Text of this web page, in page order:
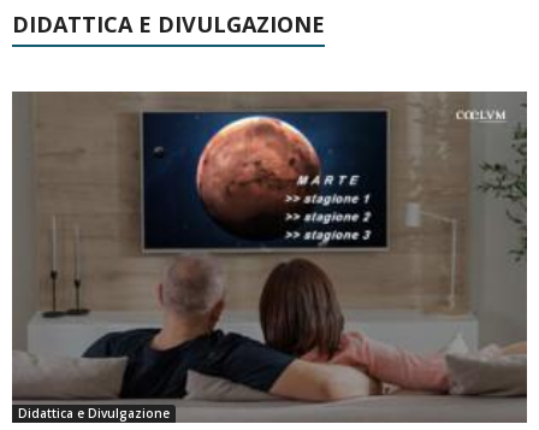
DIDATTICA E DIVULGAZIONE
Didattica e Divulgazione